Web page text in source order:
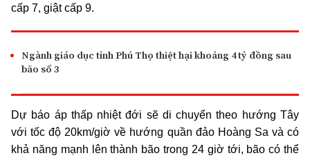
cấp 7, giật cấp 9.
Ngành giáo dục tỉnh Phú Thọ thiệt hại khoảng 4 tỷ đồng sau
bão số 3
Dự báo áp thấp nhiệt đới sẽ di chuyển theo hướng Tây
với tốc độ 20km/giờ về hướng quần đảo Hoàng Sa và có
khả năng mạnh lên thành bão trong 24 giờ tới, bão có thể